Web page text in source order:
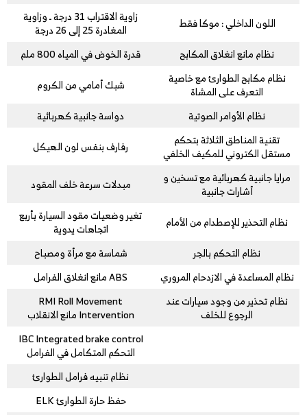
اللون الداخلي : موكا فقط
زاوية الاقتراب 31 درجة ـ وزاوية
المغادرة 25 إلى 26 درجة
نظام مانع انغلاق المكابح
قدرة الخوض في المياه 800 ملم
نظام مكابح الطوارئ مع خاصية
التعرف على المشاة
شبك أمامي من الكروم
نظام الأوامر الصوتية
دواسة جانبية كهربائية
تقنية المناطق الثلاثة بتحكم
مستقل الكتروني للمكيف الخلفي
رفارف بنفس لون الهيكل
مرايا جانبية كهربائية مع تسخين و
أشارات جانبية
مبدلات سرعة خلف المقود
نظام التحذير للإصطدام من الأمام
تغير وضعيات مقود السيارة بأربع
اتجاهات يدوية
نظام التحكم بالجر
شماسة مع مرأة ومصباح
نظام المساعدة في الازدحام المروري
ABS مانع انغلاق الفرامل
نظام تحذير من وجود سيارات عند
الرجوع للخلف
RMI Roll Movement
Intervention مانع الانقلاب
IBC Integrated brake control
التحكم المتكامل في الفرامل
نظام تنبيه فرامل الطوارئ
حفظ حارة الطوارئ ELK